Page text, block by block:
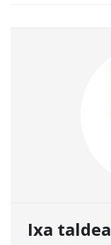
Ixa taldea